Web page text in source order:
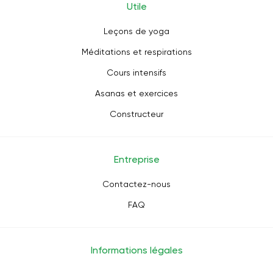
Utile
Leçons de yoga
Méditations et respirations
Cours intensifs
Asanas et exercices
Constructeur
Entreprise
Contactez-nous
FAQ
Informations légales